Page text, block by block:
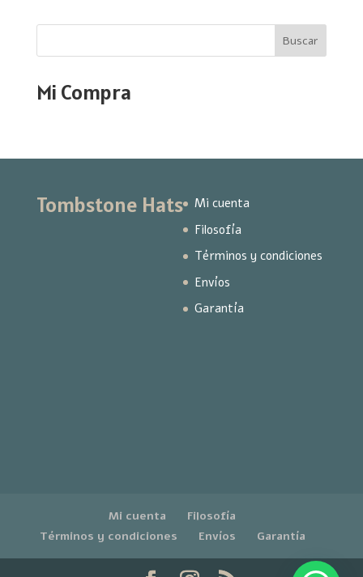
Buscar
Mi Compra
Tombstone Hats
Mi cuenta
Filosofía
Términos y condiciones
Envíos
Garantía
Mi cuenta
Filosofía
Términos y condiciones
Envíos Garantía